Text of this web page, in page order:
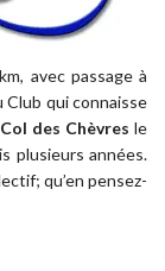
avec passage à
Club qui connaisse
Col des Chèvres le
plusieurs années.
qu’en pensez-